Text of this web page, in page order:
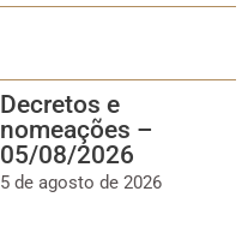
Decretos e
nomeações –
05/08/2026
5 de agosto de 2026